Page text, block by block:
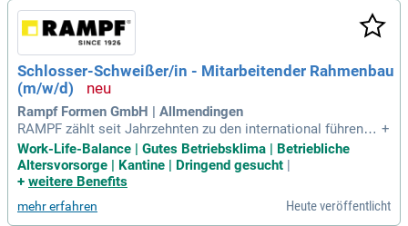
Schlosser-Schweißer/in - Mitarbeitender Rahmenbau
(m/w/d)
Rampf Formen GmbH | Allmendingen
RAMPF zählt seit Jahrzehnten zu den international führende
n Produzenten von Stahlformen für die Betonsteinindustrie.
Weltweit beschäftigen wir an verschiedenen Standorten ca.
550 Mitarbeiter.
+
Work-Life-Balance | Gutes Betriebsklima | Betriebliche
Altersvorsorge | Kantine | Dringend gesucht |
+ weitere Benefits
mehr erfahren Heute veröffentlicht